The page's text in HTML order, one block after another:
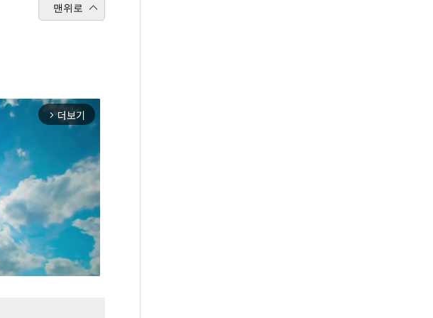
맨위로
arrow_forward_ios 더보기